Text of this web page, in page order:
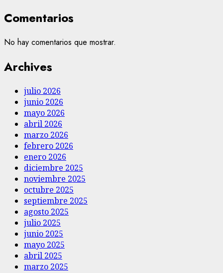
Comentarios
No hay comentarios que mostrar.
Archives
julio 2026
junio 2026
mayo 2026
abril 2026
marzo 2026
febrero 2026
enero 2026
diciembre 2025
noviembre 2025
octubre 2025
septiembre 2025
agosto 2025
julio 2025
junio 2025
mayo 2025
abril 2025
marzo 2025